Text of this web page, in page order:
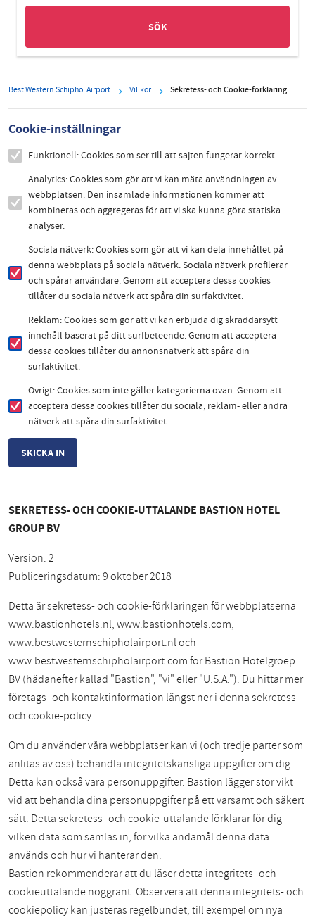
Best Western Schiphol Airport Villkor Sekretess- och Cookie-förklaring
Cookie-inställningar
Funktionell: Cookies som ser till att sajten fungerar korrekt.
Analytics: Cookies som gör att vi kan mäta användningen av
webbplatsen. Den insamlade informationen kommer att
kombineras och aggregeras för att vi ska kunna göra statiska
analyser.
Sociala nätverk: Cookies som gör att vi kan dela innehållet på
denna webbplats på sociala nätverk. Sociala nätverk profilerar
och spårar användare. Genom att acceptera dessa cookies
tillåter du sociala nätverk att spåra din surfaktivitet.
Reklam: Cookies som gör att vi kan erbjuda dig skräddarsytt
innehåll baserat på ditt surfbeteende. Genom att acceptera
dessa cookies tillåter du annonsnätverk att spåra din
surfaktivitet.
Övrigt: Cookies som inte gäller kategorierna ovan. Genom att
acceptera dessa cookies tillåter du sociala, reklam- eller andra
nätverk att spåra din surfaktivitet.
SEKRETESS- OCH COOKIE-UTTALANDE BASTION HOTEL
GROUP BV
Version: 2
Publiceringsdatum: 9 oktober 2018
Detta är sekretess- och cookie-förklaringen för webbplatserna
www.bastionhotels.nl, www.bastionhotels.com,
www.bestwesternschipholairport.nl och
www.bestwesternschipholairport.com för Bastion Hotelgroep
BV (hädanefter kallad "Bastion", "vi" eller "U.S.A."). Du hittar mer
företags- och kontaktinformation längst ner i denna sekretess-
och cookie-policy.
Om du använder våra webbplatser kan vi (och tredje parter som
anlitas av oss) behandla integritetskänsliga uppgifter om dig.
Detta kan också vara personuppgifter. Bastion lägger stor vikt
vid att behandla dina personuppgifter på ett varsamt och säkert
sätt. Detta sekretess- och cookie-uttalande förklarar för dig
vilken data som samlas in, för vilka ändamål denna data
används och hur vi hanterar den.
Bastion rekommenderar att du läser detta integritets- och
cookieuttalande noggrant. Observera att denna integritets- och
cookiepolicy kan justeras regelbundet, till exempel om nya